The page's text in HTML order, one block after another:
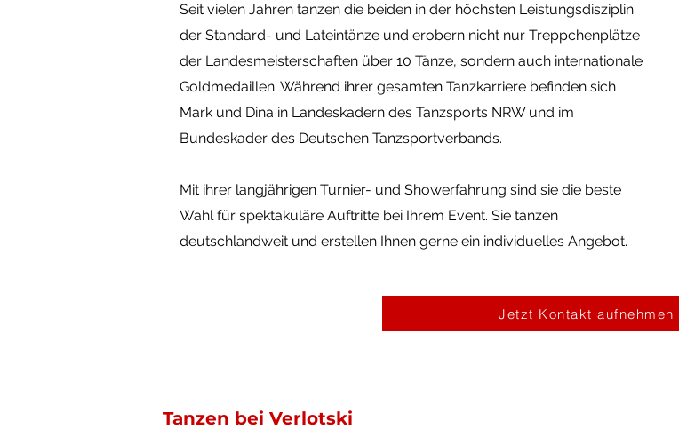
Seit vielen Jahren tanzen die beiden in der höchsten Leistungsdisziplin
der Standard- und Lateintänze und erobern nicht nur Treppchenplätze
der Landesmeisterschaften über 10 Tänze, sondern auch internationale
Goldmedaillen. Während ihrer gesamten Tanzkarriere befinden sich
Mark und Dina in Landeskadern des Tanzsports NRW und im
Bundeskader des Deutschen Tanzsportverbands.
Mit ihrer langjährigen Turnier- und Showerfahrung sind sie die beste
Wahl für spektakuläre Auftritte bei Ihrem Event. Sie tanzen
deutschlandweit und erstellen Ihnen gerne ein individuelles Angebot.
Jetzt Kontakt aufnehmen
Tanzen bei Verlotski